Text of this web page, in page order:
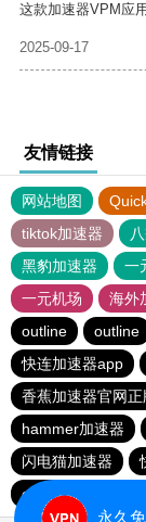
这款加速器VPM应
2025-09-17
友情链接
网站地图
tiktok加速器
黑豹加速器
一
一元机场
海外
outline
outline
快连加速器app
香蕉加速器官网正
hammer加速器
闪电猫加速器
outline
永久